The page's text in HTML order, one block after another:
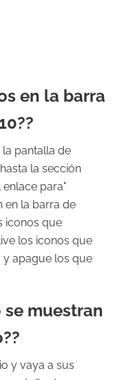
en la barra
pantalla de
la sección
enlace para"
en la barra de
iconos que
los iconos que
y apague los que
se muestran
y vaya a sus